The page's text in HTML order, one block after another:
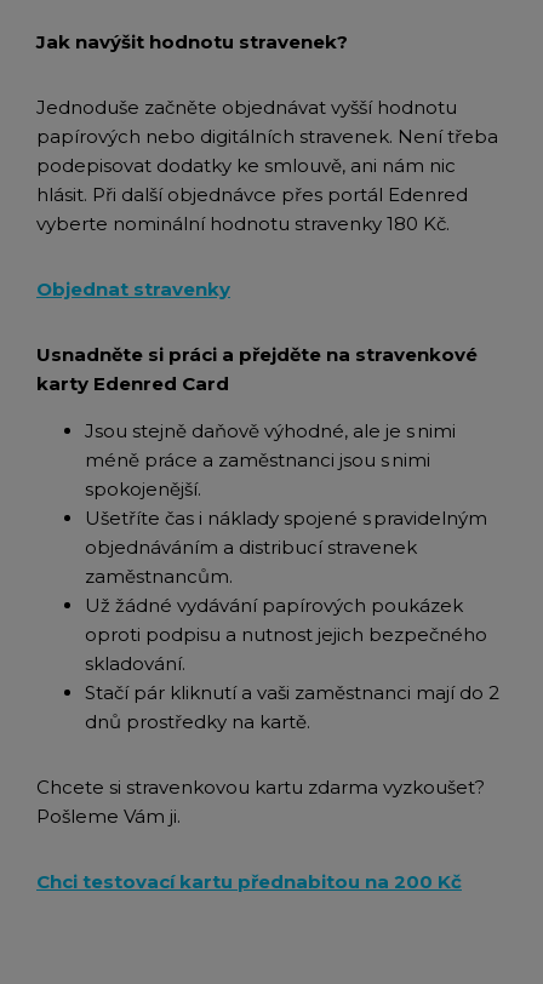
Jak navýšit hodnotu stravenek?
Jednoduše začněte objednávat vyšší hodnotu
papírových nebo digitálních stravenek. Není třeba
podepisovat dodatky ke smlouvě, ani nám nic
hlásit. Při další objednávce přes portál Edenred
vyberte nominální hodnotu stravenky 180 Kč.
Objednat stravenky
Usnadněte si práci a přejděte na stravenkové
karty Edenred Card
Jsou stejně daňově výhodné, ale je s nimi
méně práce a zaměstnanci jsou s nimi
spokojenější.
Ušetříte čas i náklady spojené s pravidelným
objednáváním a distribucí stravenek
zaměstnancům.
Už žádné vydávání papírových poukázek
oproti podpisu a nutnost jejich bezpečného
skladování.
Stačí pár kliknutí a vaši zaměstnanci mají do 2
dnů prostředky na kartě.
Chcete si stravenkovou kartu zdarma vyzkoušet?
Pošleme Vám ji.
Chci testovací kartu přednabitou na 200 Kč